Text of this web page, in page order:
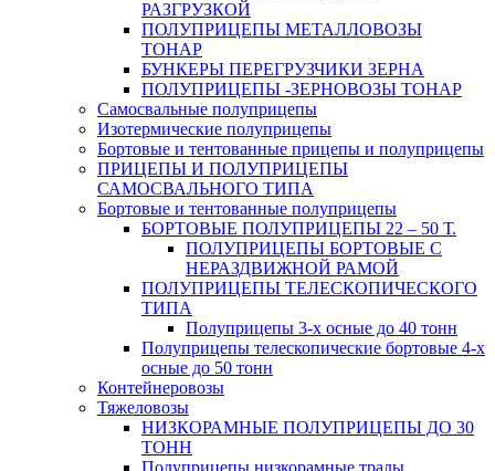
РАЗГРУЗКОЙ
ПОЛУПРИЦЕПЫ МЕТАЛЛОВОЗЫ
ТОНАР
БУНКЕРЫ ПЕРЕГРУЗЧИКИ ЗЕРНА
ПОЛУПРИЦЕПЫ -ЗЕРНОВОЗЫ ТОНАР
Самосвальные полуприцепы
Изотермические полуприцепы
Бортовые и тентованные прицепы и полуприцепы
ПРИЦЕПЫ И ПОЛУПРИЦЕПЫ
САМОСВАЛЬНОГО ТИПА
Бортовые и тентованные полуприцепы
БОРТОВЫЕ ПОЛУПРИЦЕПЫ 22 – 50 Т.
ПОЛУПРИЦЕПЫ БОРТОВЫЕ С
НЕРАЗДВИЖНОЙ РАМОЙ
ПОЛУПРИЦЕПЫ ТЕЛЕСКОПИЧЕСКОГО
ТИПА
Полуприцепы 3-х осные до 40 тонн
Полуприцепы телескопические бортовые 4-х
осные до 50 тонн
Контейнеровозы
Тяжеловозы
НИЗКОРАМНЫЕ ПОЛУПРИЦЕПЫ ДО 30
ТОНН
Полуприцепы низкорамные тралы